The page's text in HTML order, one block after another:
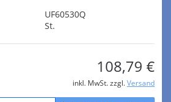
UF60530Q
St.
108,79 €
inkl. MwSt. zzgl. Versand